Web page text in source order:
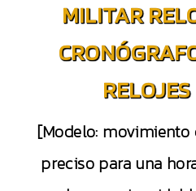
MILITAR
[Modelo:
preciso para una